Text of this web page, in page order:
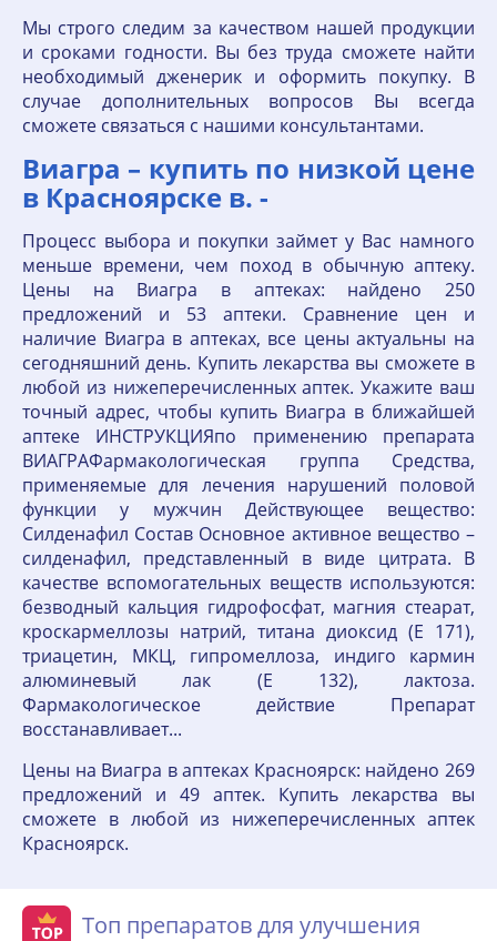
Мы строго следим за качеством нашей продукции
и сроками годности. Вы без труда сможете найти
необходимый дженерик и оформить покупку. В
случае дополнительных вопросов Вы всегда
сможете связаться с нашими консультантами.
Виагра – купить по низкой цене
в Красноярске в. -
Процесс выбора и покупки займет у Вас намного
меньше времени, чем поход в обычную аптеку.
Цены на Виагра в аптеках: найдено 250
предложений и 53 аптеки. Сравнение цен и
наличие Виагра в аптеках, все цены актуальны на
сегодняшний день. Купить лекарства вы сможете в
любой из нижеперечисленных аптек. Укажите ваш
точный адрес, чтобы купить Виагра в ближайшей
аптеке ИНСТРУКЦИЯпо применению препарата
ВИАГРАФармакологическая группа Средства,
применяемые для лечения нарушений половой
функции у мужчин Действующее вещество:
Силденафил Состав Основное активное вещество –
силденафил, представленный в виде цитрата. В
качестве вспомогательных веществ используются:
безводный кальция гидрофосфат, магния стеарат,
кроскармеллозы натрий, титана диоксид (E 171),
триацетин, МКЦ, гипромеллоза, индиго кармин
алюминевый лак (E 132), лактоза.
Фармакологическое действие Препарат
восстанавливает...
Цены на Виагра в аптеках Красноярск: найдено 269
предложений и 49 аптек. Купить лекарства вы
сможете в любой из нижеперечисленных аптек
Красноярск.
Топ препаратов для улучшения